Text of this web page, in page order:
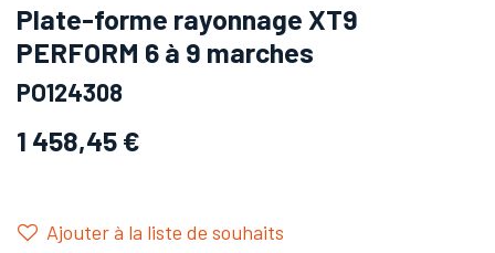
Plate-forme rayonnage XT9
PERFORM 6 à 9 marches
PO124308
1 458,45 €
Ajouter à la liste de souhaits